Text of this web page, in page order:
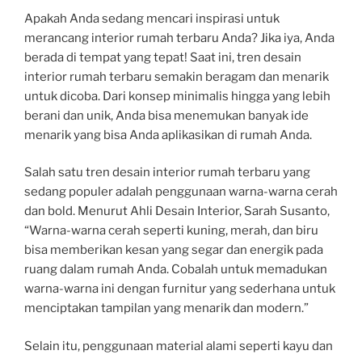
Apakah Anda sedang mencari inspirasi untuk
merancang interior rumah terbaru Anda? Jika iya, Anda
berada di tempat yang tepat! Saat ini, tren desain
interior rumah terbaru semakin beragam dan menarik
untuk dicoba. Dari konsep minimalis hingga yang lebih
berani dan unik, Anda bisa menemukan banyak ide
menarik yang bisa Anda aplikasikan di rumah Anda.
Salah satu tren desain interior rumah terbaru yang
sedang populer adalah penggunaan warna-warna cerah
dan bold. Menurut Ahli Desain Interior, Sarah Susanto,
“Warna-warna cerah seperti kuning, merah, dan biru
bisa memberikan kesan yang segar dan energik pada
ruang dalam rumah Anda. Cobalah untuk memadukan
warna-warna ini dengan furnitur yang sederhana untuk
menciptakan tampilan yang menarik dan modern.”
Selain itu, penggunaan material alami seperti kayu dan